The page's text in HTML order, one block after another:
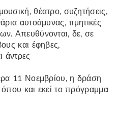
θέατρο, συζητήσεις,
αυτοάμυνας, τιμητικές
Απευθύνονται, δε, σε
και έφηβες,
άντρες
11 Νοεμβρίου, η δράση
όπου και εκεί το πρόγραμμα